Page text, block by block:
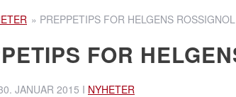
» PREPPETIPS FOR HELGENS ROSSIGNOL
FOR
JANUAR 2015 I NYHETER